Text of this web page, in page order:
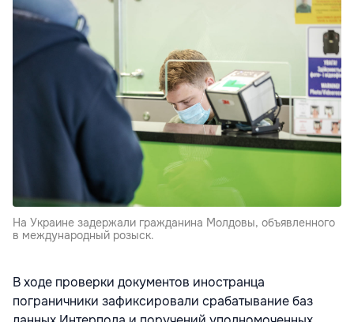
На Украине задержали гражданина Молдовы, объявленного
в международный розыск.
В ходе проверки документов иностранца
пограничники зафиксировали срабатывание баз